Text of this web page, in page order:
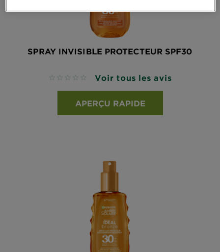
SPRAY INVISIBLE PROTECTEUR SPF30
No reviews Voir tous les avis
APERÇU RAPIDE